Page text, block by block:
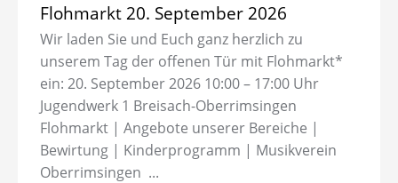
Flohmarkt 20. September 2026
Wir laden Sie und Euch ganz herzlich zu
unserem Tag der offenen Tür mit Flohmarkt*
ein: 20. September 2026 10:00 – 17:00 Uhr
Jugendwerk 1 Breisach-Oberrimsingen
Flohmarkt | Angebote unserer Bereiche |
Bewirtung | Kinderprogramm | Musikverein
Oberrimsingen ...